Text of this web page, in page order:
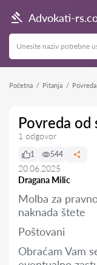
Advokati-
Početna Pitanja
Povreda od
1 odgovor
Dragana Milic
1 544
20.06.2025
Molba za
naknada štete
Poštovani
Obraćam Vam